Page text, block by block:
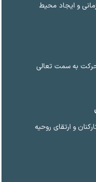
و ایجاد محیط
حرکت به سمت تعالی
و ارتقای روحیه